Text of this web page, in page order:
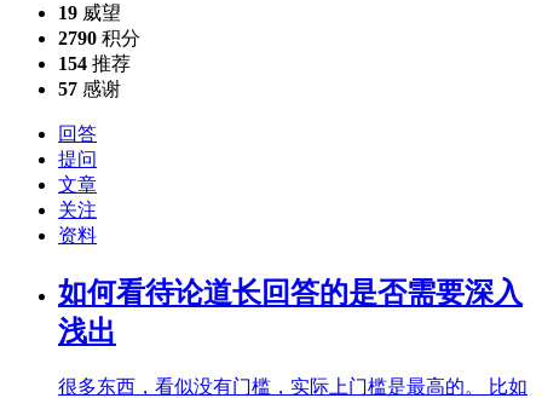
19 威望
2790 积分
154 推荐
57 感谢
回答
提问
文章
关注
资料
如何看待论道长回答的是否需要深入
浅出
很多东西，看似没有门槛，实际上门槛是最高的。 比如